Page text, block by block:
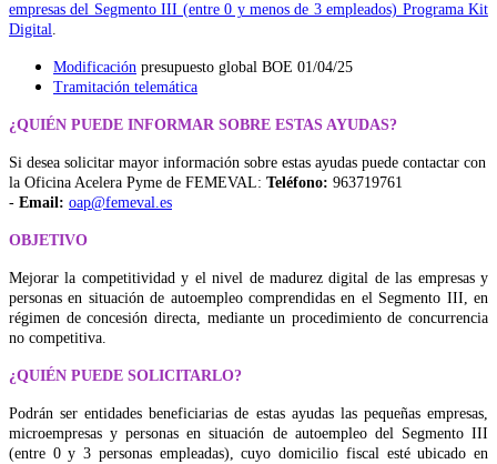
empresas del Segmento III (entre 0 y menos de 3 empleados) Programa Kit
Digital.
Modificación presupuesto global BOE 01/04/25
Tramitación telemática
¿QUIÉN PUEDE INFORMAR SOBRE ESTAS AYUDAS?
Si desea solicitar mayor información sobre estas ayudas puede contactar con
la Oficina Acelera Pyme de FEMEVAL: Teléfono: 963719761
- Email: oap@femeval.es
OBJETIVO
Mejorar la competitividad y el nivel de madurez digital de las empresas y
personas en situación de autoempleo comprendidas en el Segmento III, en
régimen de concesión directa, mediante un procedimiento de concurrencia
no competitiva.
¿QUIÉN PUEDE SOLICITARLO?
Podrán ser entidades beneficiarias de estas ayudas las pequeñas empresas,
microempresas y personas en situación de autoempleo del Segmento III
(entre 0 y 3 personas empleadas), cuyo domicilio fiscal esté ubicado en